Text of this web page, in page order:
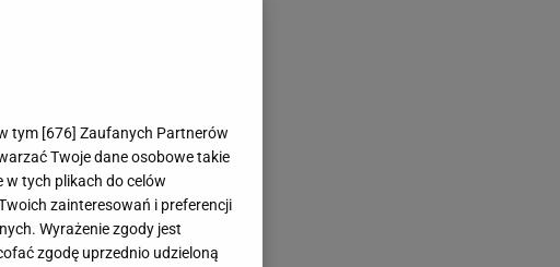
potaniał aż o
tym [676] Zaufanych Partnerów
Twoje dane osobowe takie
w tych plikach do celów
zainteresowań i preferencji
Wyrażenie zgody jest
zgodę uprzednio udzieloną